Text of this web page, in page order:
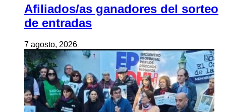
Afiliados/as ganadores del sorteo
de entradas
7 agosto, 2026